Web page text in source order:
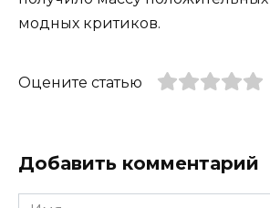
модных критиков.
Оцените статью
Добавить комментарий
Имя